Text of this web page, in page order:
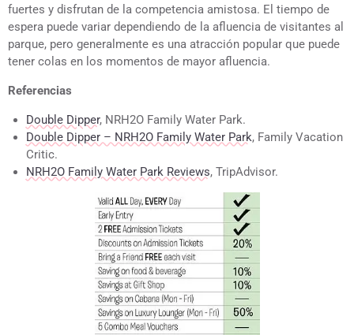
fuertes y disfrutan de la competencia amistosa. El tiempo de
espera puede variar dependiendo de la afluencia de visitantes al
parque, pero generalmente es una atracción popular que puede
tener colas en los momentos de mayor afluencia.
Referencias
Double Dipper, NRH2O Family Water Park.
Double Dipper – NRH2O Family Water Park, Family Vacation
Critic.
NRH2O Family Water Park Reviews, TripAdvisor.